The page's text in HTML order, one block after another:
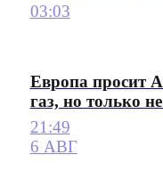
03:03
Европа просит
газ, но только
21:49
6 АВГ